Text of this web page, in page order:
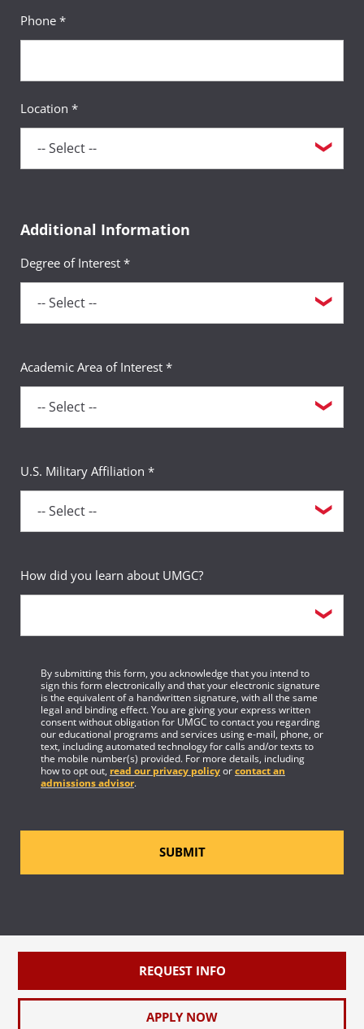
Phone *
Location *
Additional Information
Degree of Interest *
Academic Area of Interest *
U.S. Military Affiliation *
How did you learn about UMGC?
By submitting this form, you acknowledge that you intend to
sign this form electronically and that your electronic signature
is the equivalent of a handwritten signature, with all the same
legal and binding effect. You are giving your express written
consent without obligation for UMGC to contact you regarding
our educational programs and services using e-mail, phone, or
text, including automated technology for calls and/or texts to
the mobile number(s) provided. For more details, including
how to opt out, read our privacy policyorcontact an
admissions advisor.
SUBMIT
REQUEST INFO
APPLY NOW